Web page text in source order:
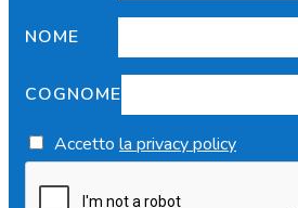
NOME
COGNOME
Accetto la privacy policy